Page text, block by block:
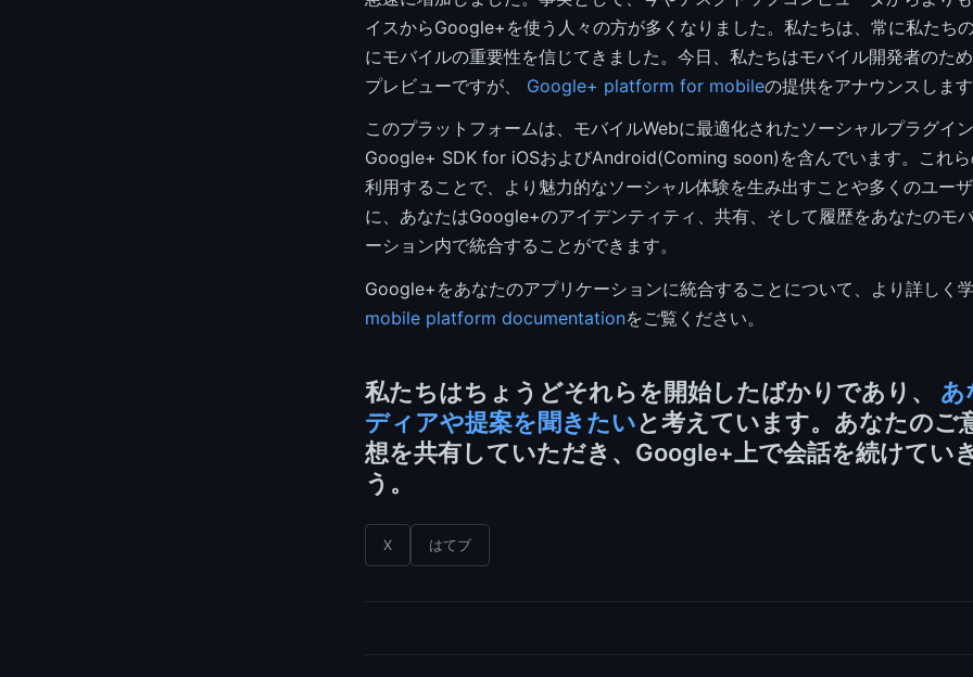
イスからGoogle+を使う人々の方が多くなりました。私たちは、常に私たち
にモバイルの重要性を信じてきました。今日、私たちはモバイル開発者のた
プレビューですが、 Google+ platform for mobileの提供をアナウンスしま
このプラットフォームは、モバイルWebに最適化されたソーシャルプラグイ
Google+ SDK for iOSおよびAndroid(Coming soon)を含んでいます。これら
利用することで、より魅力的なソーシャル体験を生み出すことや多くのユー
に、あなたはGoogle+のアイデンティティ、共有、そして履歴をあなたのモ
ーション内で統合することができます。
Google+をあなたのアプリケーションに統合することについて、より詳しく
mobile platform documentationをご覧ください。
私たちはちょうどそれらを開始したばかりであり、 あ
ディアや提案を聞きたいと考えています。あなたのご
想を共有していただき、Google+上で会話を続けてい
う。
X はてブ